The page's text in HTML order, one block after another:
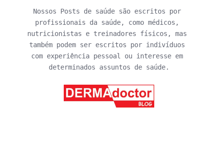
Nossos Posts de saúde são escritos por
profissionais da saúde, como médicos,
nutricionistas e treinadores físicos, mas
também podem ser escritos por indivíduos
com experiência pessoal ou interesse em
determinados assuntos de saúde.